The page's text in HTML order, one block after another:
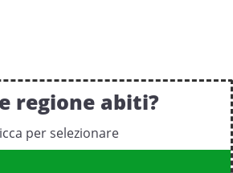
regione abiti?
per selezionare